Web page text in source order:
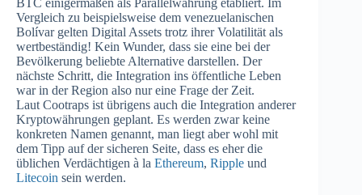
BTC einigermaßen als Parallelwährung etabliert. Im
Vergleich zu beispielsweise dem venezuelanischen
Bolívar gelten Digital Assets trotz ihrer Volatilität als
wertbeständig! Kein Wunder, dass sie eine bei der
Bevölkerung beliebte Alternative darstellen. Der
nächste Schritt, die Integration ins öffentliche Leben
war in der Region also nur eine Frage der Zeit.
Laut Cootraps ist übrigens auch die Integration anderer
Kryptowährungen geplant. Es werden zwar keine
konkreten Namen genannt, man liegt aber wohl mit
dem Tipp auf der sicheren Seite, dass es eher die
üblichen Verdächtigen à la Ethereum, Ripple und
Litecoin sein werden.